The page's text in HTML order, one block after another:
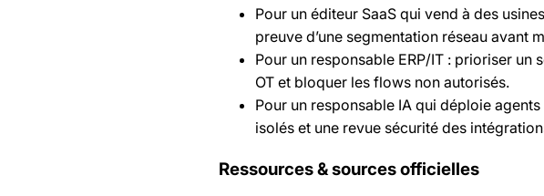
Pour un éditeur SaaS qui vend à des
preuve d’une segmentation réseau avant
Pour un responsable ERP/IT : prioriser
OT et bloquer les flows non autorisés.
Pour un responsable IA qui déploie
isolés et une revue sécurité des
Ressources & sources officielles